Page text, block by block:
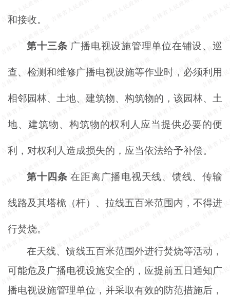
和接收。
第十三条 广播电视设施管理单位在铺设、巡
查、检测和维修广播电视设施等作业时，必须利用
相邻园林、土地、建筑物、构筑物的，该园林、土
地、建筑物、构筑物的权利人应当提供必要的便
利，对权利人造成损失的，应当依法给予补偿。
第十四条在距离广播电视天线、馈线、传输
线路及其塔桅（杆）、拉线五百米范围内，不得进
行焚烧。
在天线、馈线五百米范围外进行焚烧等活动，
可能危及广播电视设施安全的，应提前五日通知广
播电视设施管理单位，并采取有效的防范措施后，